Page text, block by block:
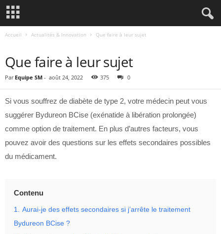
Accueil Actualités & Innovation Que faire à leur sujet
Que faire à leur sujet
Par Equipe SM - août 24, 2022 375 0
Si vous souffrez de diabète de type 2, votre médecin peut vous
suggérer Bydureon BCise (exénatide à libération prolongée)
comme option de traitement. En plus d’autres facteurs, vous
pouvez avoir des questions sur les effets secondaires possibles
du médicament.
Contenu
1. Aurai-je des effets secondaires si j’arrête le traitement
Bydureon BCise ?